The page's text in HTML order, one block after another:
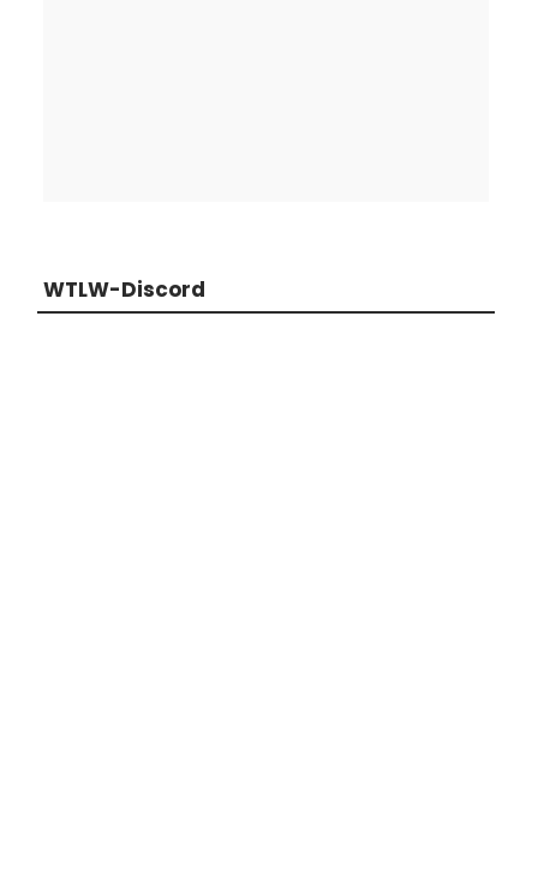
WTLW-Discord